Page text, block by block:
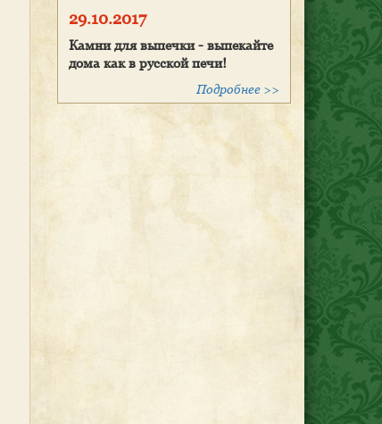
29.10.2017
Камни для выпечки - выпекайте
дома как в русской печи!
Подробнее >>